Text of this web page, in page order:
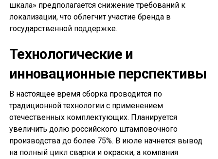
шкала» предполагается снижение требований к
локализации, что облегчит участие бренда в
государственной поддержке.
Технологические и
инновационные перспективы
В настоящее время сборка проводится по
традиционной технологии с применением
отечественных комплектующих. Планируется
увеличить долю российского штамповочного
производства до более 75%. В июле начнется вывод
на полный цикл сварки и окраски, а компания